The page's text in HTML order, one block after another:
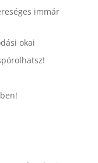
immár
okai